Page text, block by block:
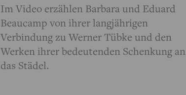
Im Video erzählen Barbara und Eduard
Beaucamp von ihrer langjährigen
Verbindung zu Werner Tübke und den
Werken ihrer bedeutenden Schenkung an
das Städel.